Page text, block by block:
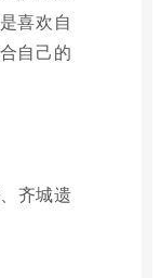
喜欢自
自己的
齐城遗